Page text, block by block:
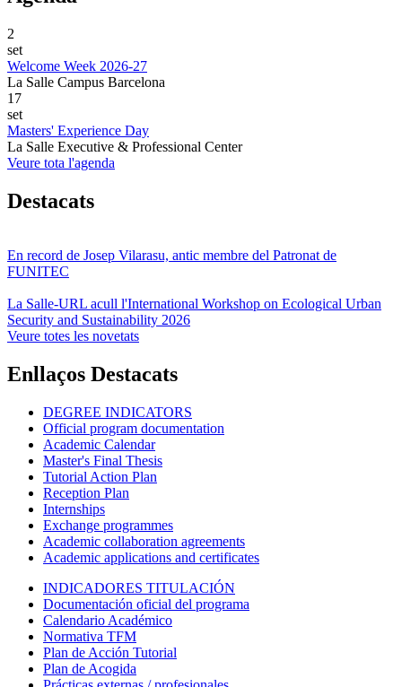
2
set
Welcome Week 2026-27
La Salle Campus Barcelona
17
set
Masters' Experience Day
La Salle Executive & Professional Center
Veure tota l'agenda
Destacats
En record de Josep Vilarasu, antic membre del Patronat de
FUNITEC
La Salle-URL acull l'International Workshop on Ecological Urban
Security and Sustainability 2026
Veure totes les novetats
Enllaços Destacats
DEGREE INDICATORS
Official program documentation
Academic Calendar
Master's Final Thesis
Tutorial Action Plan
Reception Plan
Internships
Exchange programmes
Academic collaboration agreements
Academic applications and certificates
INDICADORES TITULACIÓN
Documentación oficial del programa
Calendario Académico
Normativa TFM
Plan de Acción Tutorial
Plan de Acogida